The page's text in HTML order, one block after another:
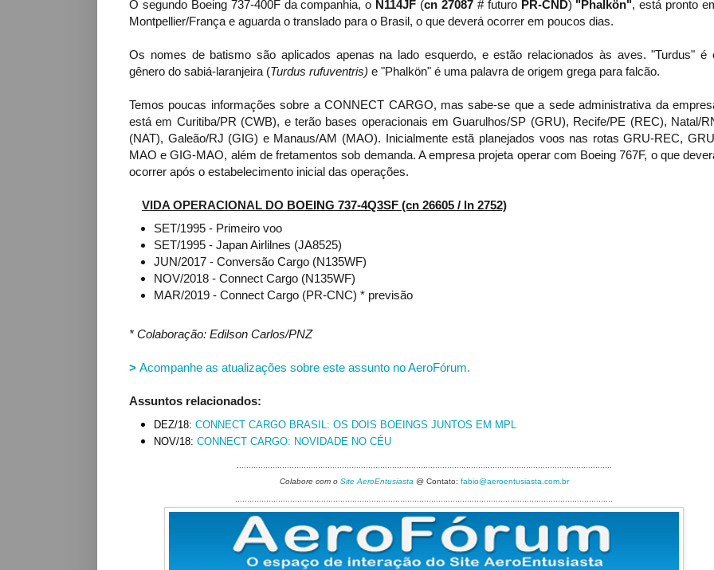
O segundo Boeing 737-400F da companhia, o N114JF (cn 27087# futuro PR-CND) "Phalkön",está pronto
Montpellier/França e aguarda o translado para o Brasil, o que deverá ocorrer em poucos dias.
Os nomes de batismo são aplicados apenas na lado esquerdo, e estão relacionados às aves. "Turdus" é
gênero do sabiá-laranjeira (Turdus rufuventris) e "Phalkön" é uma palavra de origem grega para falcão.
Temos poucas informações sobre a CONNECT CARGO, mas sabe-se que a sede administrativa da
está em Curitiba/PR (CWB), e terão bases operacionais emGuarulhos/SP (GRU), Recife/PE (REC), Natal/
(NAT), Galeão/RJ (GIG) e Manaus/AM (MAO). Inicialmente estã planejados voos nas rotas GRU-REC,
MAO e GIG-MAO, além de fretamentos sob demanda. A empresa projeta operar com Boeing 767F, o que
ocorrer após o estabelecimento inicial das operações.
VIDA OPERACIONAL DO BOEING 737-4Q3SF (cn 26605 / ln 2752)
SET/1995 - Primeiro voo
SET/1995 - Japan Airlilnes (JA8525)
JUN/2017 - Conversão Cargo (N135WF)
NOV/2018 - Connect Cargo (N135WF)
MAR/2019 - Connect Cargo (PR-CNC) * previsão
* Colaboração: Edilson Carlos/PNZ
> Acompanhe as atualizações sobre este assunto no AeroFórum.
Assuntos relacionados:
DEZ/18: CONNECT CARGO BRASIL: OS DOIS BOEINGS JUNTOS EM MPL
NOV/18: CONNECT CARGO: NOVIDADE NO CÉU
Colabore com o Site AeroEntusiasta @ Contato: fabio@aeroentusiasta.com.br